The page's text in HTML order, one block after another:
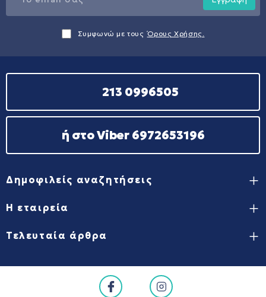
Συμφωνώ με τους Όρους Χρήσης.
213 0996505
ή στο Viber 6972653196
Δημοφιλείς αναζητήσεις
Η εταιρεία
Τελευταία άρθρα